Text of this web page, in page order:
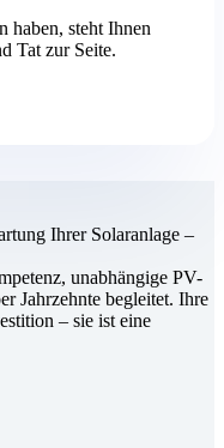
haben, steht Ihnen
Tat zur Seite.
Ihrer Solaranlage –
unabhängige PV-
Jahrzehnte begleitet. Ihre
– sie ist eine